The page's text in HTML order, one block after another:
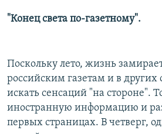
"Конец света по-газетному".
Поскольку лето, жизнь
российским газетам и в других
искать сенсаций "на стороне".
иностранную информацию и
первых страницах. В четверг,